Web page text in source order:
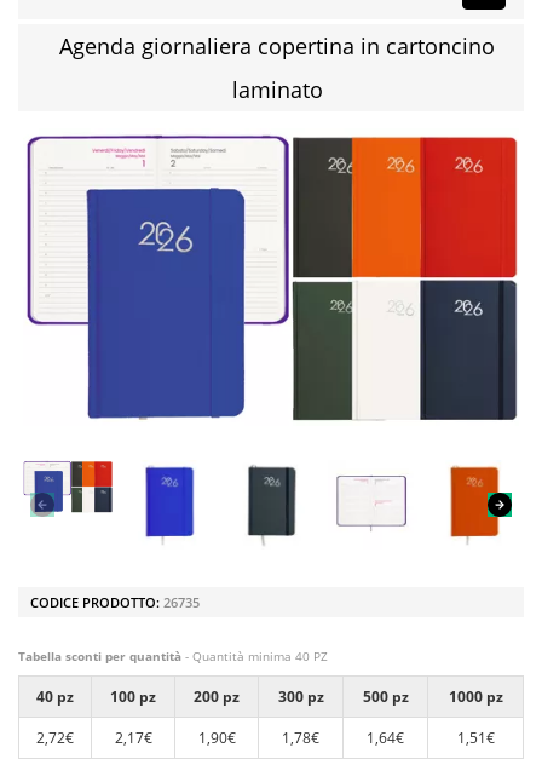
Agenda giornaliera copertina in cartoncino
laminato
CODICE PRODOTTO: 26735
Tabella sconti per quantità - Quantità minima 40 PZ
40 pz 100 pz 200 pz 300 pz 500 pz
1000 pz
2,72€
2,17€ 1,90€ 1,78€ 1,64€ 1,51€